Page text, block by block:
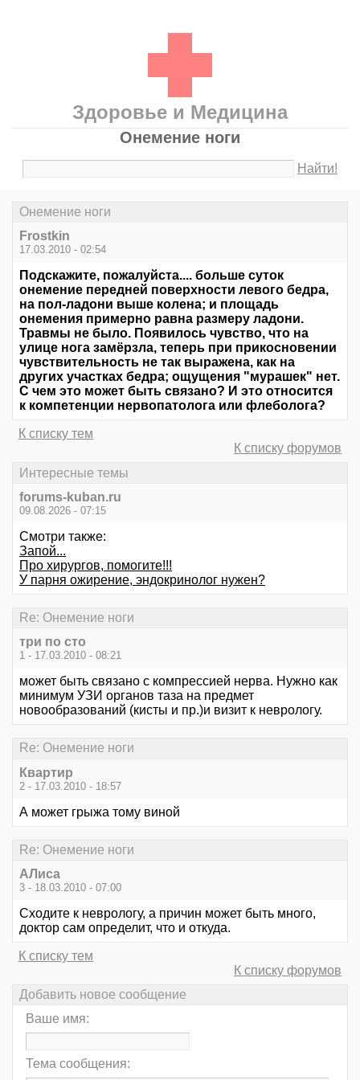
Здоровье и Медицина
Онемение ноги
Найти!
Онемение ноги
Frostkin
17.03.2010 - 02:54
Подскажите, пожалуйста.... больше суток
онемение передней поверхности левого бедра,
на пол-ладони выше колена; и площадь
онемения примерно равна размеру ладони.
Травмы не было. Появилось чувство, что на
улице нога замёрзла, теперь при прикосновении
чувствительность не так выражена, как на
других участках бедра; ощущения "мурашек" нет.
С чем это может быть связано? И это относится
к компетенции нервопатолога или флеболога?
К списку тем
К списку форумов
Интересные темы
forums-kuban.ru
09.08.2026 - 07:15
Смотри также:
Запой...
Про хирургов, помогите!!!
У парня ожирение, эндокринолог нужен?
Re: Онемение ноги
три по сто
1 - 17.03.2010 - 08:21
может быть связано с компрессией нерва. Нужно как
минимум УЗИ органов таза на предмет
новообразований (кисты и пр.)и визит к неврологу.
Re: Онемение ноги
Квартир
2 - 17.03.2010 - 18:57
А может грыжа тому виной
Re: Онемение ноги
АЛиса
3 - 18.03.2010 - 07:00
Сходите к неврологу, а причин может быть много,
доктор сам определит, что и откуда.
К списку тем
К списку форумов
Добавить новое сообщение
Ваше имя:
Тема сообщения: